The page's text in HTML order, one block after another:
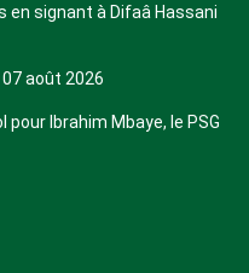
en signant à Difaâ Hassani
août 2026
Ibrahim Mbaye, le PSG